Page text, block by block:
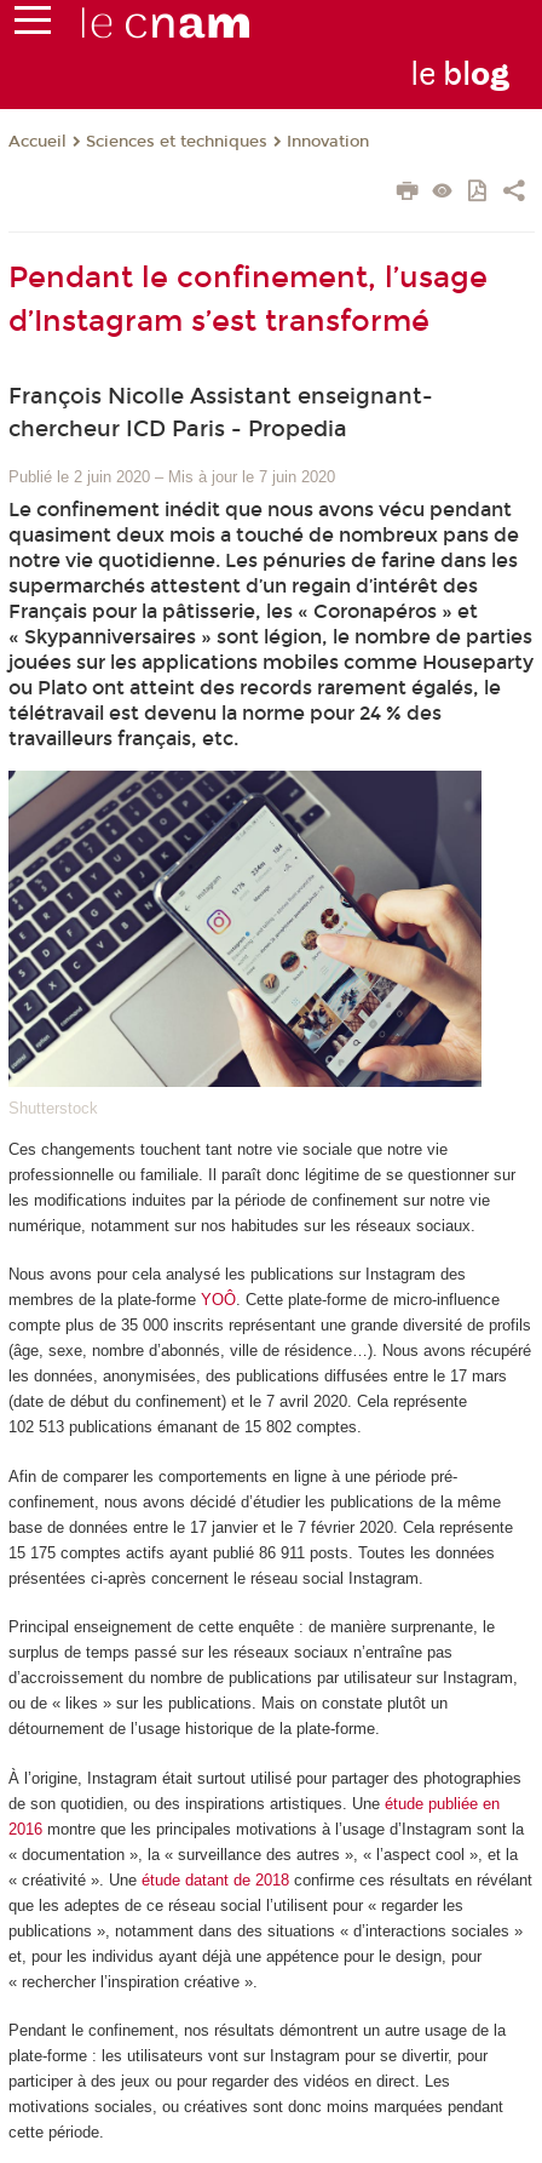
le blog
Accueil Sciences et techniques Innovation
Pendant le confinement, l’usage
d’Instagram s’est transformé
François Nicolle Assistant enseignant-
chercheur ICD Paris - Propedia
Publié le 2 juin 2020 – Mis à jour le 7 juin 2020
Le confinement inédit que nous avons vécu pendant
quasiment deux mois a touché de nombreux pans de
notre vie quotidienne. Les pénuries de farine dans les
supermarchés attestent d’un regain d’intérêt des
Français pour la pâtisserie, les « Coronapéros » et
« Skypanniversaires » sont légion, le nombre de parties
jouées sur les applications mobiles comme Houseparty
ou Plato ont atteint des records rarement égalés, le
télétravail est devenu la norme pour 24 % des
travailleurs français, etc.
Shutterstock
Ces changements touchent tant notre vie sociale que notre vie
professionnelle ou familiale. Il paraît donc légitime de se questionner sur
les modifications induites par la période de confinement sur notre vie
numérique, notamment sur nos habitudes sur les réseaux sociaux.
Nous avons pour cela analysé les publications sur Instagram des
membres de la plate-forme YOÔ. Cette plate-forme de micro-influence
compte plus de 35 000 inscrits représentant une grande diversité de profils
(âge, sexe, nombre d’abonnés, ville de résidence…). Nous avons récupéré
les données, anonymisées, des publications diffusées entre le 17 mars
(date de début du confinement) et le 7 avril 2020. Cela représente
102 513 publications émanant de 15 802 comptes.
Afin de comparer les comportements en ligne à une période pré-
confinement, nous avons décidé d’étudier les publications de la même
base de données entre le 17 janvier et le 7 février 2020. Cela représente
15 175 comptes actifs ayant publié 86 911 posts. Toutes les données
présentées ci-après concernent le réseau social Instagram.
Principal enseignement de cette enquête : de manière surprenante, le
surplus de temps passé sur les réseaux sociaux n’entraîne pas
d’accroissement du nombre de publications par utilisateur sur Instagram,
ou de « likes » sur les publications. Mais on constate plutôt un
détournement de l’usage historique de la plate-forme.
À l’origine, Instagram était surtout utilisé pour partager des photographies
de son quotidien, ou des inspirations artistiques. Une étude publiée en
2016montre que les principales motivations à l’usage d’Instagram sont la
« documentation », la « surveillance des autres », « l’aspect cool », et la
« créativité ». Une étude datant de 2018confirme ces résultats en révélant
que les adeptes de ce réseau social l’utilisent pour « regarder les
publications », notamment dans des situations « d’interactions sociales »
et, pour les individus ayant déjà une appétence pour le design, pour
« rechercher l’inspiration créative ».
Pendant le confinement, nos résultats démontrent un autre usage de la
plate-forme : les utilisateurs vont sur Instagram pour se divertir, pour
participer à des jeux ou pour regarder des vidéos en direct. Les
motivations sociales, ou créatives sont donc moins marquées pendant
cette période.